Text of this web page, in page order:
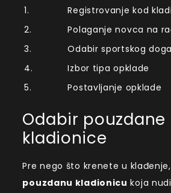
1.
Registrovanje kod
2.
Polaganje novca na
3.
Odabir sportskog
4.
Izbor tipa opklade
5.
Postavljanje opklade
Odabir pouzdane
kladionice
Pre nego što krenete u
pouzdanu kladionicu koja